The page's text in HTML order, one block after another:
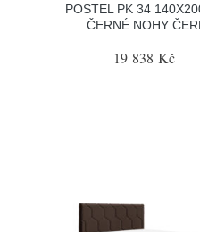
POSTEL PK 34
ČERNÉ NOHY
19 838 Kč